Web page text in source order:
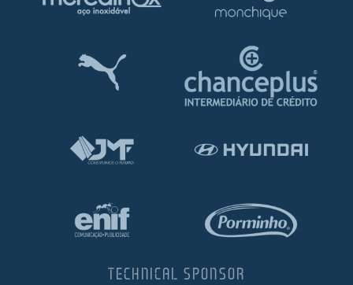
TECHNICAL SPONSOR